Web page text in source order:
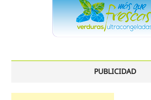
PUBLICIDAD